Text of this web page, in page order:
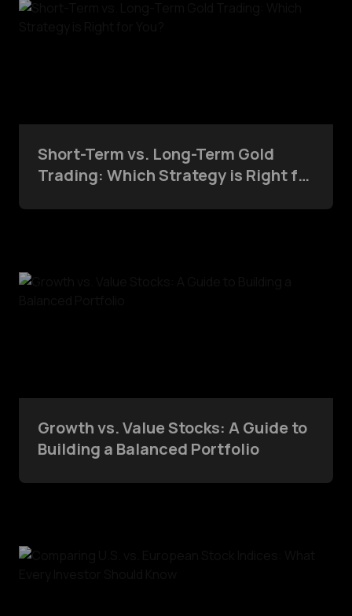
Short-Term vs. Long-Term Gold
Trading: Which Strategy is Right for
Growth vs. Value Stocks: A Guide to
Building a Balanced Portfolio